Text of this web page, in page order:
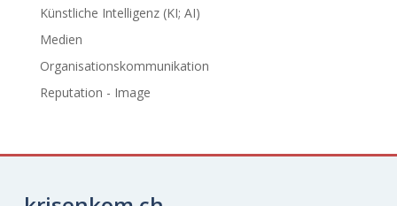
Künstliche Intelligenz (KI; AI)
Medien
Organisationskommunikation
Reputation - Image